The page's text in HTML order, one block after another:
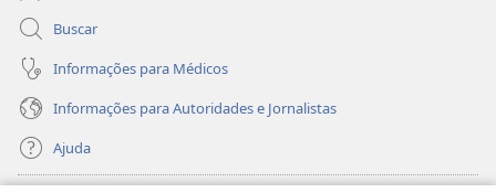
Buscar
Informações para Médicos
Informações para Autoridades e Jornalistas
Ajuda